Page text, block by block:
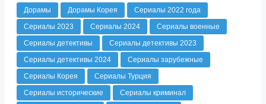
Дорамы Дорамы Корея
Сериалы 2022 года
Сериалы 2023
Сериалы 2024
Сериалы военные
Сериалы детективы
Сериалы детективы 2023
Сериалы детективы 2024
Сериалы зарубежные
Сериалы Корея
Сериалы Турция
Сериалы исторические
Сериалы криминал